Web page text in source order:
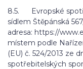
8.5. Evropské
sídlem Štěpánská
adresa: https://
místem podle
(EU) č. 524/2013 ze
spotřebitelských